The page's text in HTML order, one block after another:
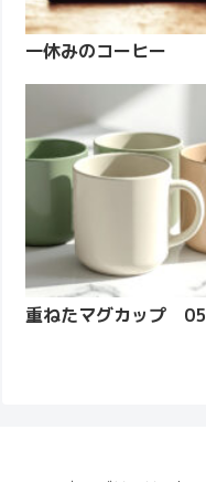
一休みのコーヒー
重ねたマグカップ 05